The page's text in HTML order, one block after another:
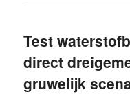
Test
direct
gruwelijk